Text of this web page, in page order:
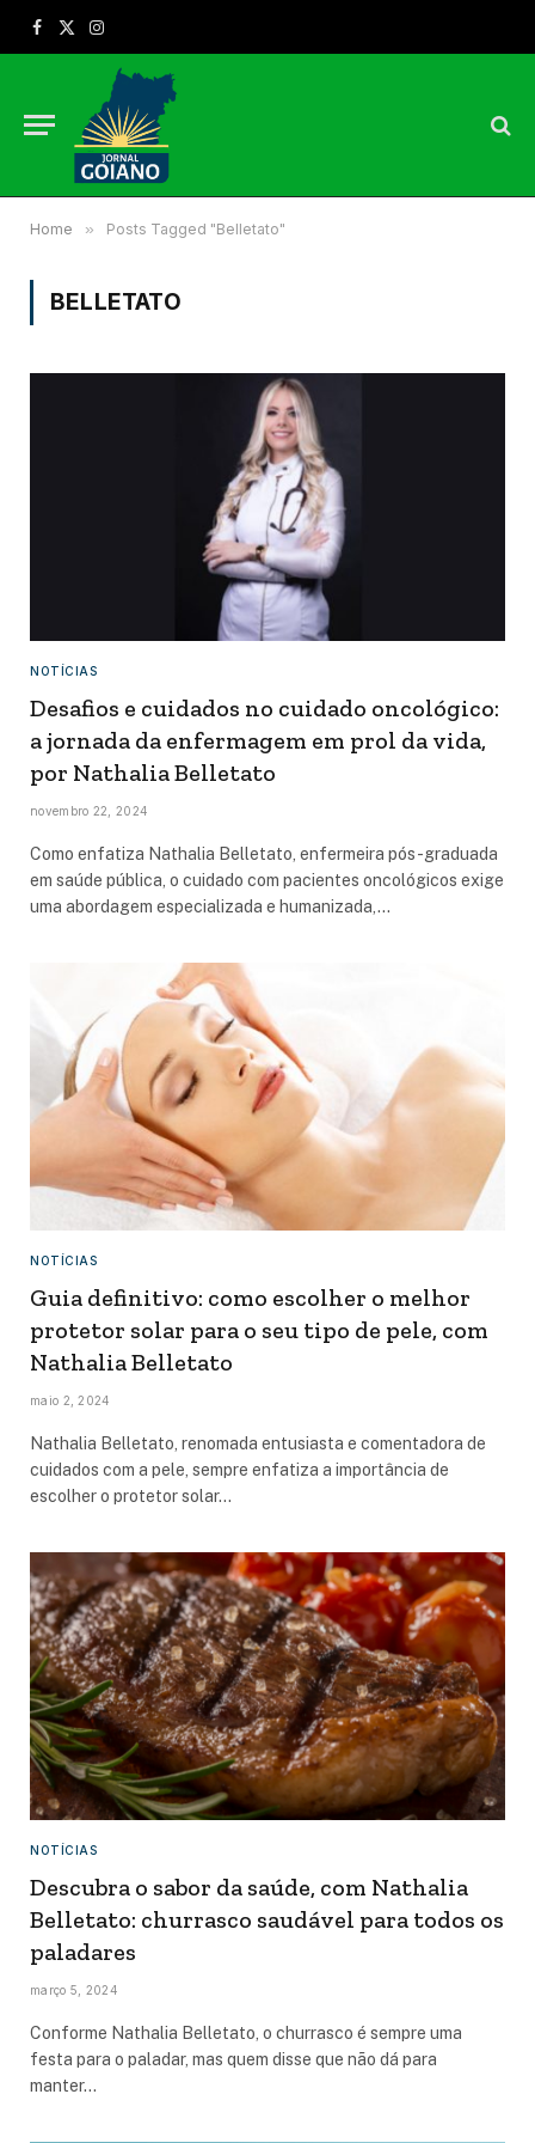
Facebook
X
Instagram
Home » Posts Tagged "Belletato"
BELLETATO
NOTÍCIAS
Desafios e cuidados no cuidado oncológico:
a jornada da enfermagem em prol da vida,
por Nathalia Belletato
novembro 22, 2024
Como enfatiza Nathalia Belletato, enfermeira pós-graduada
em saúde pública, o cuidado com pacientes oncológicos exige
uma abordagem especializada e humanizada,…
NOTÍCIAS
Guia definitivo: como escolher o melhor
protetor solar para o seu tipo de pele, com
Nathalia Belletato
maio 2, 2024
Nathalia Belletato, renomada entusiasta e comentadora de
cuidados com a pele, sempre enfatiza a importância de
escolher o protetor solar…
NOTÍCIAS
Descubra o sabor da saúde, com Nathalia
Belletato: churrasco saudável para todos os
paladares
março 5, 2024
Conforme Nathalia Belletato, o churrasco é sempre uma
festa para o paladar, mas quem disse que não dá para
manter…